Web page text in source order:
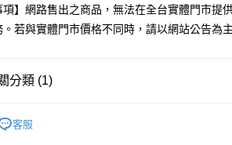
小企業銀行
台中商業銀行
台灣）商業銀行
華泰商業銀行
業銀行
項】網路售出之商品，無法在全台實體門市提
。若與實體門市價格不同時，請以網站公告為主
分類 (1)
客服